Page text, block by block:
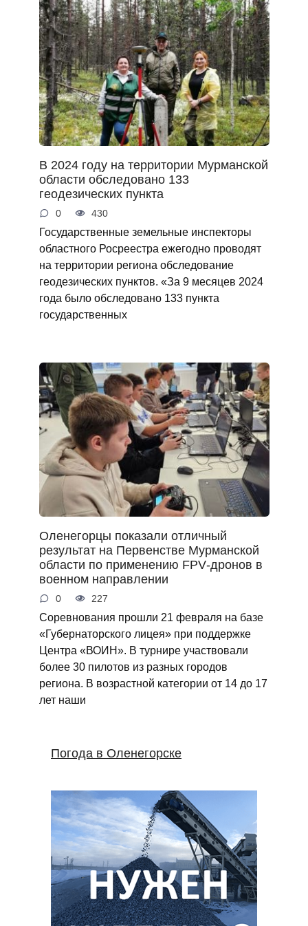
В 2024 году на территории Мурманской
области обследовано 133
геодезических пункта
0 430
Государственные земельные инспекторы
областного Росреестра ежегодно проводят
на территории региона обследование
геодезических пунктов. «За 9 месяцев 2024
года было обследовано 133 пункта
государственных
Оленегорцы показали отличный
результат на Первенстве Мурманской
области по применению FPV‑дронов в
военном направлении
0 227
Соревнования прошли 21 февраля на базе
«Губернаторского лицея» при поддержке
Центра «ВОИН». В турнире участвовали
более 30 пилотов из разных городов
региона. В возрастной категории от 14 до 17
лет наши
Погода в Оленегорске